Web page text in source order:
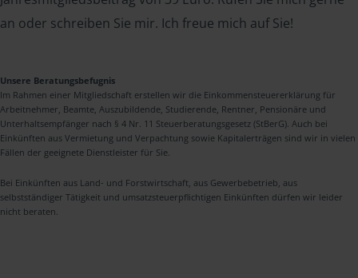
an oder schreiben Sie mir. Ich freue mich auf Sie!
Unsere Beratungsbefugnis
Im Rahmen einer Mitgliedschaft erstellen wir die Einkommensteuererklärung für
Arbeitnehmer, Beamte, Auszubildende, Studierende, Rentner, Pensionäre und
Unterhaltsempfänger nach § 4 Nr. 11 Steuerberatungsgesetz (StBerG). Auch bei
Einkünften aus Vermietung und Verpachtung sowie Kapitalerträgen sind wir in vielen
Fällen der geeignete Dienstleister für Sie.
Bei Einkünften aus Land- und Forstwirtschaft, aus Gewerbebetrieb, aus
selbstständiger Tätigkeit und umsatzsteuerpflichtigen Einkünften dürfen wir leider
nicht beraten.